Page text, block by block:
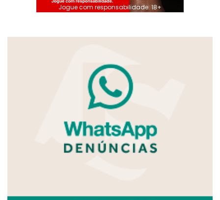
Jogue com responsabilidade. 18+